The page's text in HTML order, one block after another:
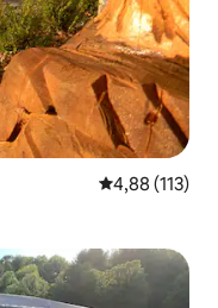
Gemiddelde
4,88 (113)